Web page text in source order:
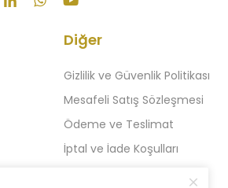
Diğer
Gizlilik ve Güvenlik Politikası
Mesafeli Satış Sözleşmesi
Ödeme ve Teslimat
İptal ve İade Koşulları